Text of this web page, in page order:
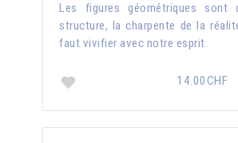
Les figures géométriques sont
structure, la charpente de la
faut vivifier avec notre esprit.
14.00CHF